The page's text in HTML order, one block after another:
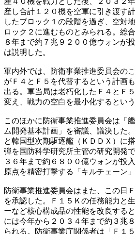
産し合計１２０機を空軍に引き渡す
したブロック１の段階を過ぎ、空対
ロック２に進むものとみられる。総
８年まで約７兆９２００億ウォンが
は説明した。
軍内外では、防衛事業推進委員会の
がＦ４とＦ５を代替するという計画
出る。軍当局は老朽化したＦ４とＦ
変え、戦力の空白を最小化するという
このほかに防衛事業推進委員会は「
ム開発基本計画」を審議、議決した
と韓国型次期駆逐艦（ＫＤＤＸ）に
弾を国防科学研究所主管の研究開発
３６年まで約６８００億ウォンが投
原点を精密打撃する「キルチェーン
防衛事業推進委員会はまた、この日
を承認した。Ｆ１５Ｋの任務能力と
ーなど核心構成品の性能を改良する
には今年から２０３４年まで約３兆
られる。防衛事業庁関係者は「Ｆ１